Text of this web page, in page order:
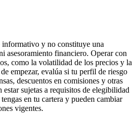
informativo y no constituye una
asesoramiento financiero. Operar con
como la volatilidad de los precios y la
empezar, evalúa si tu perfil de riesgo
descuentos en comisiones y otras
estar sujetas a requisitos de elegibilidad
en tu cartera y pueden cambiar
vigentes.